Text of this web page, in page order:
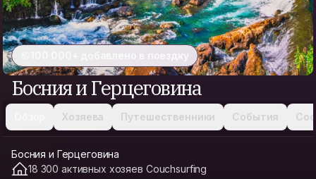
100 000+ добавлено в поездку
Босния и Герцеговина
Хозяева Путешественники События
Босния и Герцеговина
18 300 активных хозяев Couchsurfing